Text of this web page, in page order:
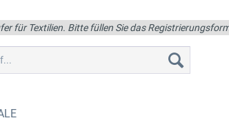
für Textilien. Bitte füllen Sie das